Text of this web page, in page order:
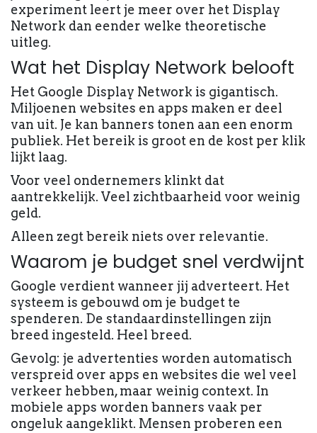
experiment leert je meer over het Display
Network dan eender welke theoretische
uitleg.
Wat het Display Network belooft
Het Google Display Network is gigantisch.
Miljoenen websites en apps maken er deel
van uit. Je kan banners tonen aan een enorm
publiek. Het bereik is groot en de kost per klik
lijkt laag.
Voor veel ondernemers klinkt dat
aantrekkelijk. Veel zichtbaarheid voor weinig
geld.
Alleen zegt bereik niets over relevantie.
Waarom je budget snel verdwijnt
Google verdient wanneer jij adverteert. Het
systeem is gebouwd om je budget te
spenderen. De standaardinstellingen zijn
breed ingesteld. Heel breed.
Gevolg: je advertenties worden automatisch
verspreid over apps en websites die wel veel
verkeer hebben, maar weinig context. In
mobiele apps worden banners vaak per
ongeluk aangeklikt. Mensen proberen een